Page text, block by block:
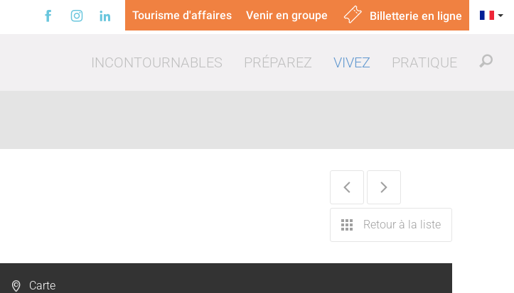
Tourisme d'affaires Venir en groupe Billetterie en ligne
INCONTOURNABLES PRÉPAREZ VIVEZ PRATIQUE
Retour à la liste
Carte